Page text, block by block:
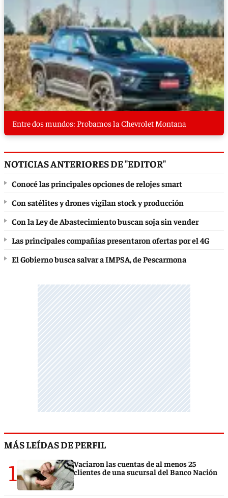
Entre dos mundos: Probamos la Chevrolet Montana
NOTICIAS ANTERIORES DE "EDITOR"
Conocé las principales opciones de relojes smart
Con satélites y drones vigilan stock y producción
Con la Ley de Abastecimiento buscan soja sin vender
Las principales compañías presentaron ofertas por el 4G
El Gobierno busca salvar a IMPSA, de Pescarmona
MÁS LEÍDAS DE PERFIL
1
Vaciaron las cuentas de al menos 25
clientes de una sucursal del Banco Nación